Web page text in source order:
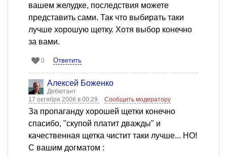
вашем желудке, последствия можете
представить сами. Так что выбирать таки
лучше хорошую щетку. Хотя выбор конечно
за вами.
0 Ответить
Алексей Боженко
Дебютант
17 октября 2006 в 00:29
Сообщить модератору
За пропаганду хорошей щетки конечно
спасибо, "скупой платит дважды" и
качественная щетка чистит таки лучше... НО!
С вашим догматом :